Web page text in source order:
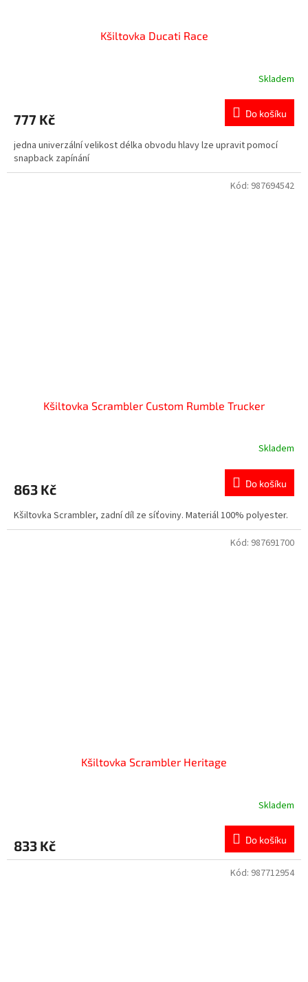
Kšiltovka Ducati Race
Skladem
777 Kč Do košíku
jedna univerzální velikost délka obvodu hlavy lze upravit pomocí
snapback zapínání
Kšiltovka Scrambler Custom Rumble Trucker
Skladem
863 Kč Do košíku
Kšiltovka Scrambler, zadní díl ze síťoviny. Materiál 100% polyester.
Kód: 987694542
Kšiltovka Scrambler Heritage
Skladem
833 Kč Do košíku
Kód: 987691700
Kód: 987712954